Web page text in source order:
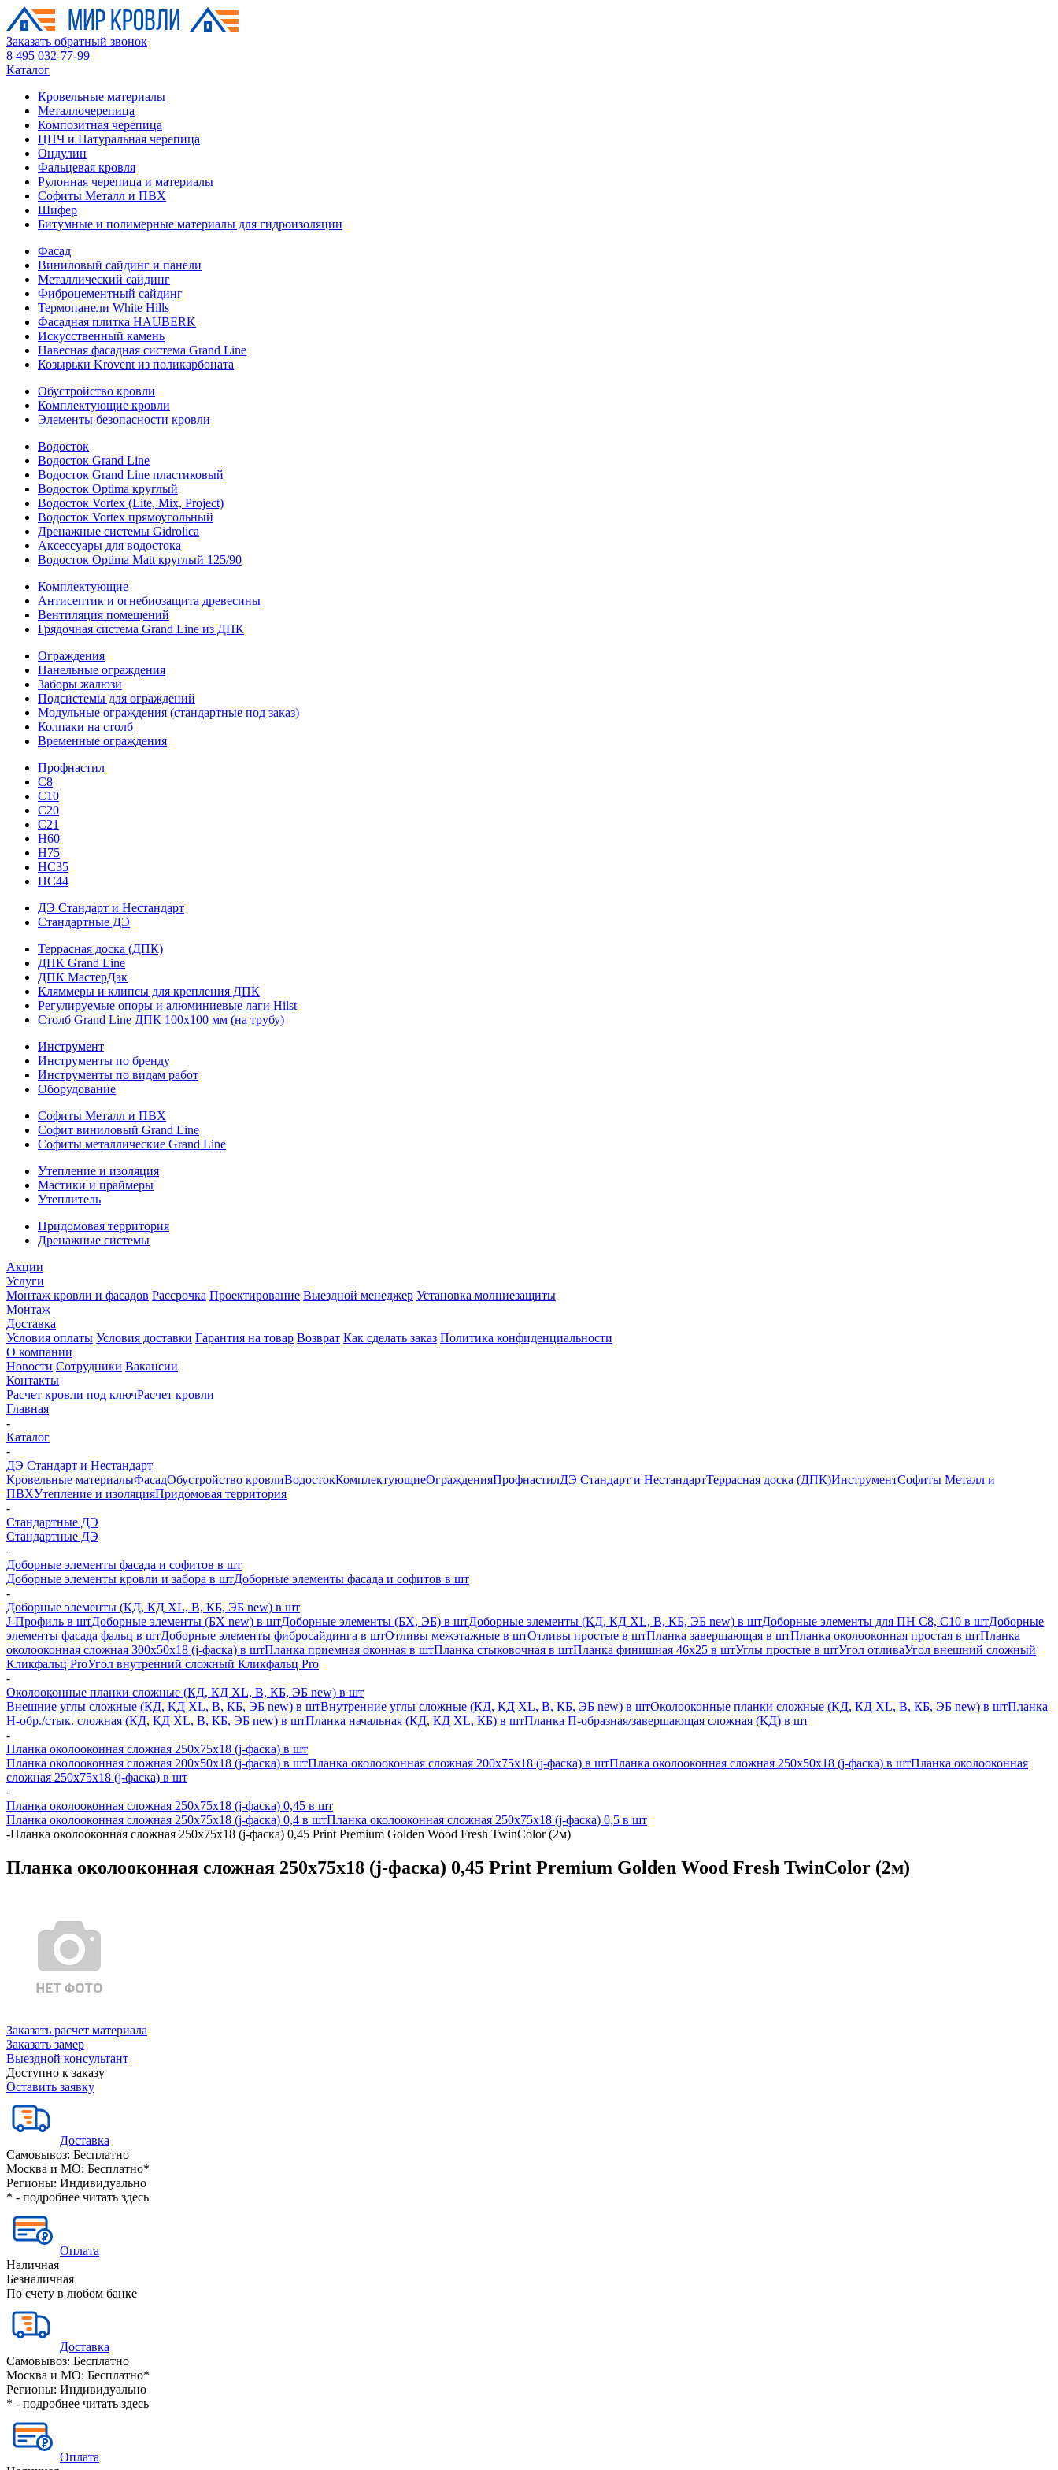
Заказать обратный звонок
8 495 032-77-99
Каталог
Кровельные материалы
Металлочерепица
Композитная черепица
ЦПЧ и Натуральная черепица
Ондулин
Фальцевая кровля
Рулонная черепица и материалы
Софиты Металл и ПВХ
Шифер
Битумные и полимерные материалы для гидроизоляции
Фасад
Виниловый сайдинг и панели
Металлический сайдинг
Фиброцементный сайдинг
Термопанели White Hills
Фасадная плитка HAUBERK
Искусственный камень
Навесная фасадная система Grand Line
Козырьки Krovent из поликарбоната
Обустройство кровли
Комплектующие кровли
Элементы безопасности кровли
Водосток
Водосток Grand Line
Водосток Grand Line пластиковый
Водосток Optima круглый
Водосток Vortex (Lite, Mix, Project)
Водосток Vortex прямоугольный
Дренажные системы Gidrolica
Аксессуары для водостока
Водосток Optima Matt круглый 125/90
Комплектующие
Антисептик и огнебиозащита древесины
Вентиляция помещений
Грядочная система Grand Line из ДПК
Ограждения
Панельные ограждения
Заборы жалюзи
Подсистемы для ограждений
Модульные ограждения (стандартные под заказ)
Колпаки на столб
Временные ограждения
Профнастил
С8
С10
С20
С21
H60
H75
HС35
НС44
ДЭ Стандарт и Нестандарт
Стандартные ДЭ
Террасная доска (ДПК)
ДПК Grand Line
ДПК МастерДэк
Кляммеры и клипсы для крепления ДПК
Регулируемые опоры и алюминиевые лаги Hilst
Столб Grand Line ДПК 100х100 мм (на трубу)
Инструмент
Инструменты по бренду
Инструменты по видам работ
Оборудование
Софиты Металл и ПВХ
Софит виниловый Grand Line
Софиты металлические Grand Line
Утепление и изоляция
Мастики и праймеры
Утеплитель
Придомовая территория
Дренажные системы
Акции
Услуги
Монтаж кровли и фасадов Рассрочка Проектирование Выездной менеджер Установка молниезащиты
Монтаж
Доставка
Условия оплаты Условия доставки Гарантия на товар Возврат Как сделать заказ Политика конфиденциальности
О компании
Новости Сотрудники Вакансии
Контакты
Расчет кровли под ключРасчет кровли
Главная
-
Каталог
-
ДЭ Стандарт и Нестандарт
Кровельные материалыФасадОбустройство кровлиВодостокКомплектующиеОгражденияПрофнастилДЭ Стандарт и НестандартТеррасная доска (ДПК)ИнструментСофиты Металл и
ПВХУтепление и изоляцияПридомовая территория
-
Стандартные ДЭ
Стандартные ДЭ
-
Доборные элементы фасада и софитов в шт
Доборные элементы кровли и забора в штДоборные элементы фасада и софитов в шт
-
Доборные элементы (КД, КД XL, В, КБ, ЭБ new) в шт
J-Профиль в штДоборные элементы (БХ new) в штДоборные элементы (БХ, ЭБ) в штДоборные элементы (КД, КД XL, В, КБ, ЭБ new) в штДоборные элементы для ПН С8, С10 в штДоборные
элементы фасада фальц в штДоборные элементы фибросайдинга в штОтливы межэтажные в штОтливы простые в штПланка завершающая в штПланка околооконная простая в штПланка
околооконная сложная 300х50х18 (j-фаска) в штПланка приемная оконная в штПланка стыковочная в штПланка финишная 46х25 в штУглы простые в штУгол отливаУгол внешний сложный
Кликфальц ProУгол внутренний сложный Кликфальц Pro
-
Околооконные планки сложные (КД, КД XL, В, КБ, ЭБ new) в шт
Внешние углы сложные (КД, КД XL, В, КБ, ЭБ new) в штВнутренние углы сложные (КД, КД XL, В, КБ, ЭБ new) в штОколооконные планки сложные (КД, КД XL, В, КБ, ЭБ new) в штПланка
H-обр./стык. сложная (КД, КД XL, В, КБ, ЭБ new) в штПланка начальная (КД, КД XL, КБ) в штПланка П-образная/завершающая сложная (КД) в шт
-
Планка околооконная сложная 250х75х18 (j-фаска) в шт
Планка околооконная сложная 200х50х18 (j-фаска) в штПланка околооконная сложная 200х75х18 (j-фаска) в штПланка околооконная сложная 250х50х18 (j-фаска) в штПланка околооконная
сложная 250х75х18 (j-фаска) в шт
-
Планка околооконная сложная 250х75х18 (j-фаска) 0,45 в шт
Планка околооконная сложная 250х75х18 (j-фаска) 0,4 в штПланка околооконная сложная 250х75х18 (j-фаска) 0,5 в шт
-Планка околооконная сложная 250х75х18 (j-фаска) 0,45 Print Premium Golden Wood Fresh TwinColor (2м)
Планка околооконная сложная 250х75х18 (j-фаска) 0,45 Print Premium Golden Wood Fresh TwinColor (2м)
Заказать расчет материала
Заказать замер
Выездной консультант
Доступно к заказу
Оставить заявку
Доставка
Самовывоз: Бесплатно
Москва и МО: Бесплатно*
Регионы: Индивидуально
* - подробнее читать здесь
Оплата
Наличная
Безналичная
По счету в любом банке
Доставка
Самовывоз: Бесплатно
Москва и МО: Бесплатно*
Регионы: Индивидуально
* - подробнее читать здесь
Оплата